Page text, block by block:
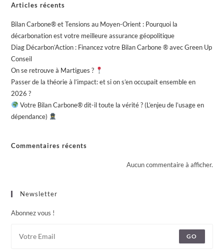
Articles récents
Bilan Carbone® et Tensions au Moyen-Orient : Pourquoi la
décarbonation est votre meilleure assurance géopolitique
Diag Décarbon’Action : Financez votre Bilan Carbone ® avec Green Up
Conseil
On se retrouve à Martigues ?
Passer de la théorie à l’impact: et si on s’en occupait ensemble en
2026 ?
Votre Bilan Carbone® dit-il toute la vérité ? (L’enjeu de l’usage en
dépendance)
Commentaires récents
Aucun commentaire à afficher.
Newsletter
Abonnez vous !
GO